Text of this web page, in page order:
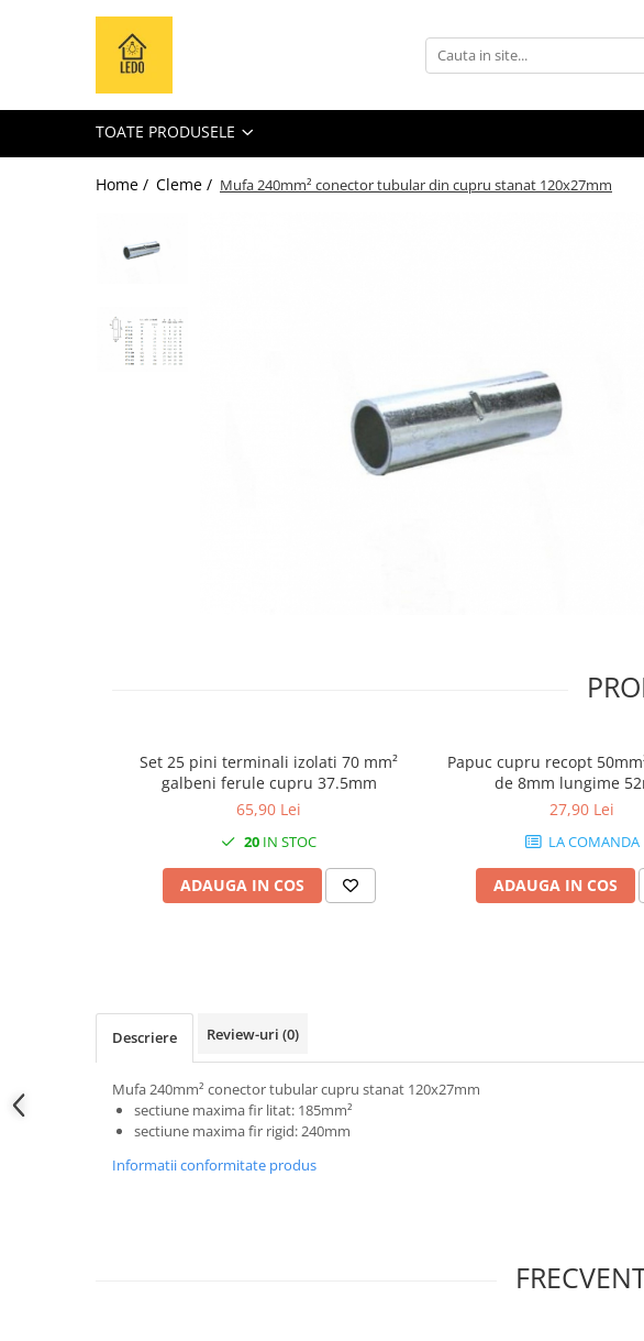
Toate Produsele
Tuburi LED
Tablouri metalice
Tablouri din plastic
Tablouri organizare de santier
Aplice si plafoniere
Banda led si accesorii
Prelungitoare industriale
Distribuitoare de curent
Cleme
Cleme pe sina DIN
Cleme diverse
TOATE PRODUSELE
Home / Cleme / Mufa 240mm² conector tubular din cupru stanat 120x27mm
Set 25 pini terminali izolati 70 mm²
galbeni ferule cupru 37.5mm
65,90 Lei
20 IN STOC
ADAUGA IN COS
Papuc cupru recopt
de 8mm lungime
27,90 Lei
LA COMANDA
ADAUGA IN COS
Descriere Review-uri (0)
Mufa 240mm² conector tubular cupru stanat 120x27mm
sectiune maxima fir litat: 185mm²
sectiune maxima fir rigid: 240mm
Informatii conformitate produs